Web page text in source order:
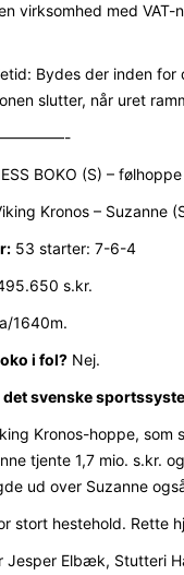
virksomhed med
Bydes der inden
slutter, når uret
BOKO (S) –
Kronos – Suzanne
53 starter: 7-6-4
s.kr.
1640m.
i fol?Nej.
det svenske
Kronos-hoppe, som
tjente 1,7 mio. s.kr.
ud over Suzanne
stort hestehold. Rette
Jesper Elbæk, Stutteri